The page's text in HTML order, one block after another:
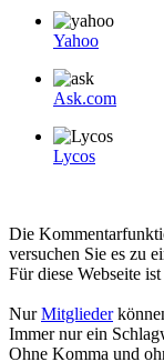
Yahoo
Ask.com
Lycos
Die
versuchen Sie es zu
Für diese Webseite
NurMitglieder
Immer nur ein
Ohne Komma und